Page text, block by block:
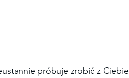
próbuje zrobić z